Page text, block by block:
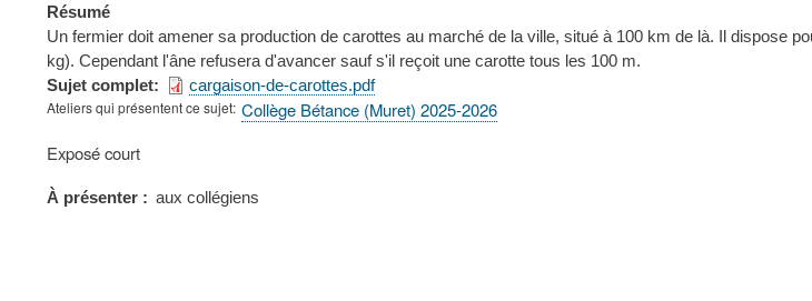
Résumé
Un fermier doit amener sa production de carottes au marché de la ville, situé à 100 km de là. Il dispose
kg). Cependant l'âne refusera d'avancer sauf s'il reçoit une carotte tous les 100 m.
Sujet complet
cargaison-de-carottes.pdf
Ateliers qui présentent ce sujet Collège Bétance (Muret) 2025-2026
Type
présentation
Exposé court
À présenter aux collégiens